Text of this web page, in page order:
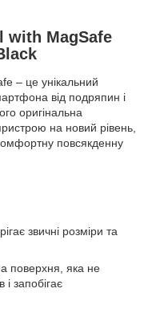
with MagSafe
– це унікальний
від подряпин і
оригінальна
на новий рівень,
повсякденну
звичні розміри та
поверхня, яка не
і запобігає